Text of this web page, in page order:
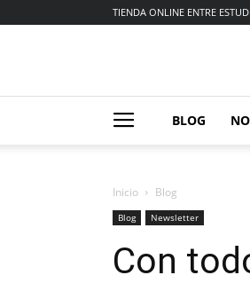
TIENDA ONLINE ENTRE
BLOG
Inicio Blog
Blog Newsletter
Con